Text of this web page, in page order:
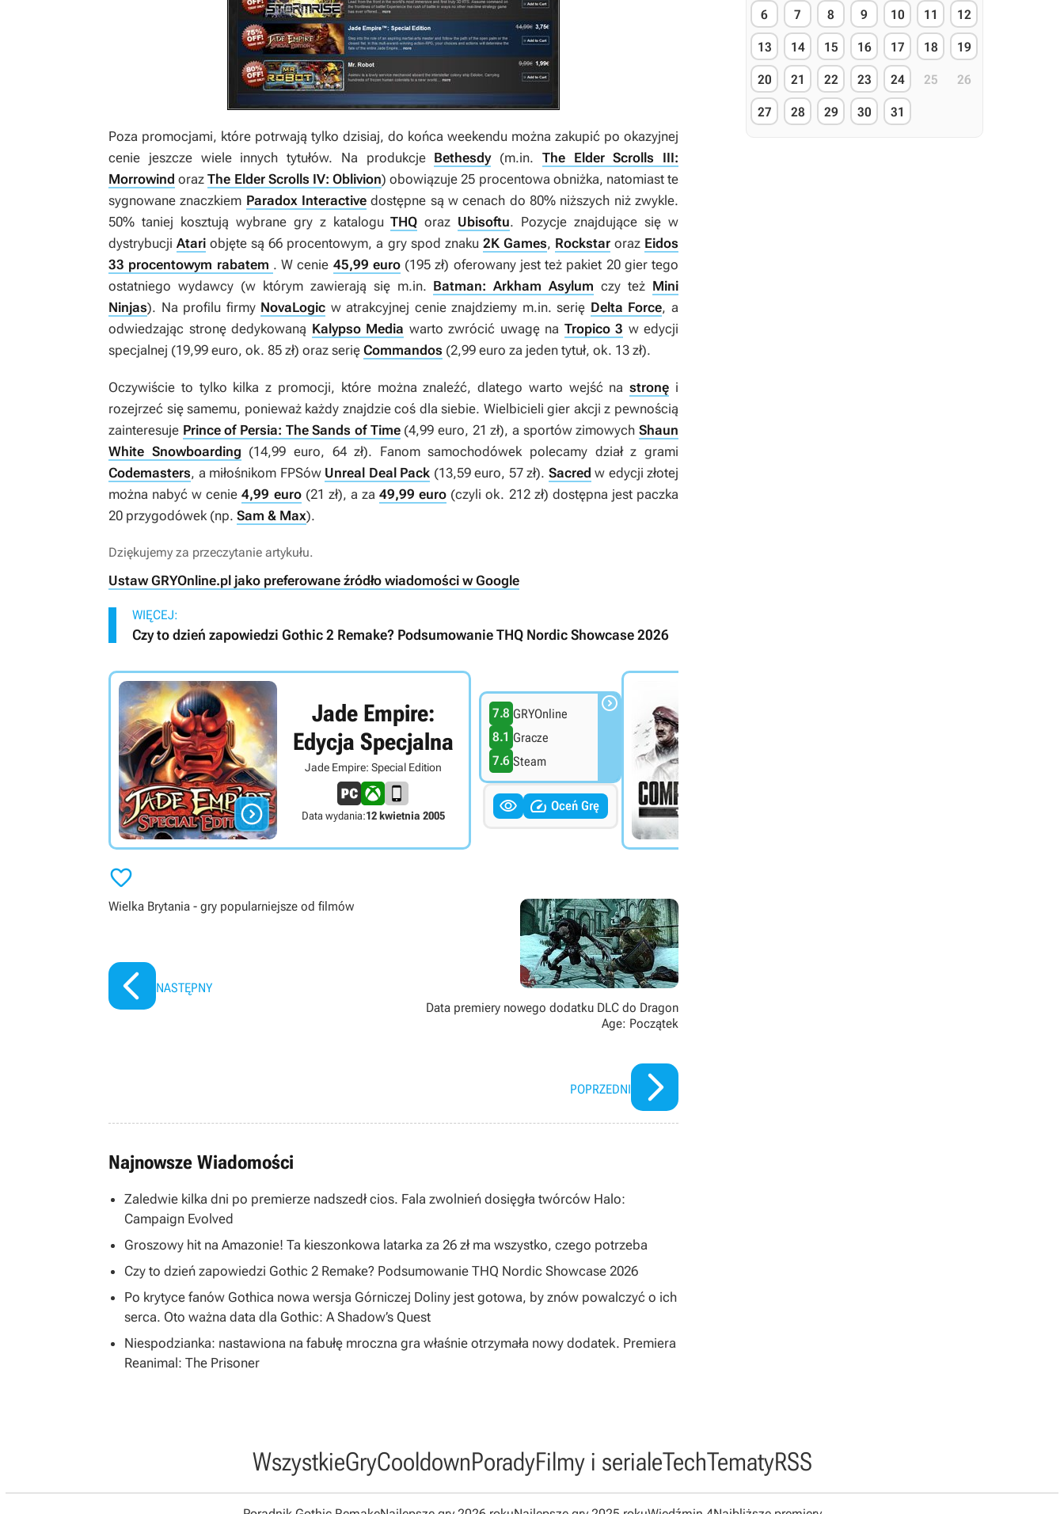
Poza promocjami, które potrwają tylko dzisiaj, do końca weekendu można zakupić po okazyjnej
cenie jeszcze wiele innych tytułów. Na produkcje Bethesdy(m.in. The Elder Scrolls III:
Morrowind orazThe Elder Scrolls IV: Oblivion) obowiązuje 25 procentowa obniżka, natomiast te
sygnowane znaczkiem Paradox Interactive dostępne są w cenach do 80% niższych niż zwykle.
50% taniej kosztują wybrane gry z kataloguTHQ oraz Ubisoftu. Pozycje znajdujące się w
dystrybucjiAtari objęte są 66 procentowym, a gry spod znaku 2K Games, Rockstaroraz Eidos
33 procentowym rabatem . W cenie 45,99 euro(195 zł) oferowany jest też pakiet 20 gier tego
ostatniego wydawcy (w którym zawierają się m.in. Batman: Arkham Asylum czy też Mini
Ninjas). Na profilu firmy NovaLogic w atrakcyjnej cenie znajdziemy m.in. serię Delta Force, a
odwiedzając stronę dedykowaną Kalypso Media warto zwrócić uwagę na Tropico 3 w edycji
specjalnej (19,99 euro, ok. 85 zł) oraz serię Commandos (2,99 euro za jeden tytuł, ok. 13 zł).
Oczywiście to tylko kilka z promocji, które można znaleźć, dlatego warto wejść nastronę i
rozejrzeć się samemu, ponieważ każdy znajdzie coś dla siebie. Wielbicieli gier akcji z pewnością
zainteresuje Prince of Persia: The Sands of Time(4,99 euro, 21 zł), a sportów zimowychShaun
White Snowboarding (14,99 euro, 64 zł). Fanom samochodówek polecamy dział z grami
Codemasters, a miłośnikom FPSów Unreal Deal Pack (13,59 euro, 57 zł). Sacred w edycji złotej
można nabyć w cenie4,99 euro(21 zł), a za49,99 euro (czyli ok. 212 zł) dostępna jest paczka
20 przygodówek (np. Sam & Max).
Dziękujemy za przeczytanie artykułu.
Ustaw GRYOnline.pl jako preferowane źródło wiadomości w Google
WIĘCEJ:
Czy to dzień zapowiedzi Gothic 2 Remake? Podsumowanie THQ Nordic Showcase 2026

Jade Empire:
Edycja Specjalna
Jade Empire: Special Edition
Data wydania:12 kwietnia 2005
7.8 GRYOnline
8.1 Gracze
7.6 Steam

  Oceń Grę

Wielka Brytania - gry popularniejsze od filmów
NASTĘPNY
Data premiery nowego dodatku DLC do Dragon
Age: Początek
POPRZEDNI
Najnowsze Wiadomości
Zaledwie kilka dni po premierze nadszedł cios. Fala zwolnień dosięgła twórców Halo:
Campaign Evolved
Groszowy hit na Amazonie! Ta kieszonkowa latarka za 26 zł ma wszystko, czego potrzeba
Czy to dzień zapowiedzi Gothic 2 Remake? Podsumowanie THQ Nordic Showcase 2026
Po krytyce fanów Gothica nowa wersja Górniczej Doliny jest gotowa, by znów powalczyć o ich
serca. Oto ważna data dla Gothic: A Shadow’s Quest
Niespodzianka: nastawiona na fabułę mroczna gra właśnie otrzymała nowy dodatek. Premiera
Reanimal: The Prisoner
6 7 8 9 10 11 12
13 14 15 16 17 18 19
20 21 22 23 24 25 26
27 28 29 30 31
WszystkieGryCooldownPoradyFilmy i serialeTechTematyRSS